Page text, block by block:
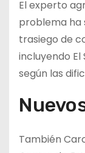
El experto
problema ha
trasiego de
incluyendo El
según las
También